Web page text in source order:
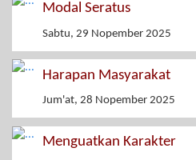
Modal Seratus
Sabtu, 29 Nopember 2025
Harapan Masyarakat
Jum'at, 28 Nopember 2025
Menguatkan Karakter